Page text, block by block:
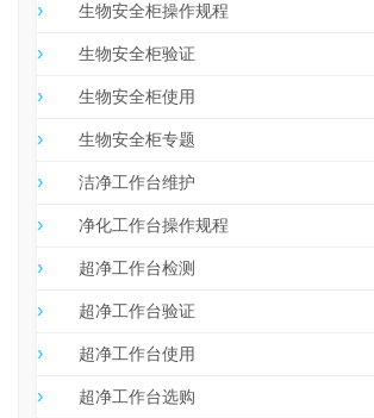
生物安全柜操作规程
生物安全柜验证
生物安全柜使用
生物安全柜专题
洁净工作台维护
净化工作台操作规程
超净工作台检测
超净工作台验证
超净工作台使用
超净工作台选购